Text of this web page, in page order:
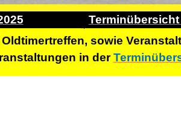
Terminübersicht
, sowie
in der